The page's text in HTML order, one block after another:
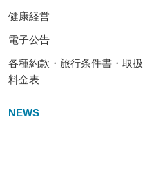
健康経営
電子公告
各種約款・旅行条件書・取扱
料金表
NEWS